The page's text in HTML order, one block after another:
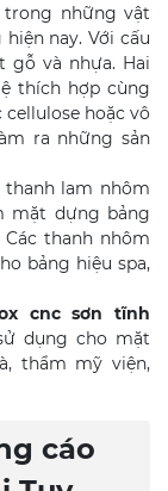
những vật
nay. Với cấu
gỗ và nhựa. Hai
thích hợp cùng
hoặc vô
ra những sản
lam nhôm
mặt dựng bảng
thanh nhôm
bảng hiệu spa,
cnc sơn tĩnh
dụng cho mặt
thẩm mỹ viện,
cáo